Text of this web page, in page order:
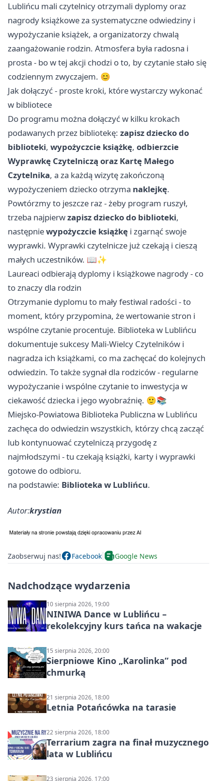
Lublińcu mali czytelnicy otrzymali dyplomy oraz
nagrody książkowe za systematyczne odwiedziny i
wypożyczanie książek, a organizatorzy chwalą
zaangażowanie rodzin. Atmosfera była radosna i
prosta - bo w tej akcji chodzi o to, by czytanie stało się
codziennym zwyczajem. 😊
Jak dołączyć - proste kroki, które wystarczy wykonać
w bibliotece
Do programu można dołączyć w kilku krokach
podawanych przez bibliotekę: zapisz dziecko do
biblioteki, wypożyczcie książkę, odbierzcie
Wyprawkę Czytelniczą oraz Kartę Małego
Czytelnika, a za każdą wizytę zakończoną
wypożyczeniem dziecko otrzyma naklejkę.
Powtórzmy to jeszcze raz - żeby program ruszył,
trzeba najpierwzapisz dziecko do biblioteki,
następniewypożyczcie książkę i zgarnąć swoje
wyprawki. Wyprawki czytelnicze już czekają i cieszą
małych uczestników. 📖✨
Laureaci odbierają dyplomy i książkowe nagrody - co
to znaczy dla rodzin
Otrzymanie dyplomu to mały festiwal radości - to
moment, który przypomina, że wertowanie stron i
wspólne czytanie procentuje. Biblioteka w Lublińcu
dokumentuje sukcesy Mali-Wielcy Czytelników i
nagradza ich książkami, co ma zachęcać do kolejnych
odwiedzin. To także sygnał dla rodziców - regularne
wypożyczanie i wspólne czytanie to inwestycja w
ciekawość dziecka i jego wyobraźnię. 🙂📚
Miejsko-Powiatowa Biblioteka Publiczna w Lublińcu
zachęca do odwiedzin wszystkich, którzy chcą zacząć
lub kontynuować czytelniczą przygodę z
najmłodszymi - tu czekają książki, karty i wyprawki
gotowe do odbioru.
na podstawie: Biblioteka w Lublińcu.
Autor:krystian
Zaobserwuj nas! Facebook Google News
Nadchodzące wydarzenia
10 sierpnia 2026, 19:00
NINIWA Dance w Lublińcu –
rekolekcyjny kurs tańca na wakacje
15 sierpnia 2026, 20:00
Sierpniowe Kino „Karolinka” pod
chmurką
21 sierpnia 2026, 18:00
Letnia Potańcówka na tarasie
22 sierpnia 2026, 18:00
Terrarium zagra na finał muzycznego
lata w Lublińcu
23 sierpnia 2026, 17:00